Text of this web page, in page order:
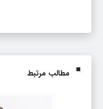
مطالب مرتبط